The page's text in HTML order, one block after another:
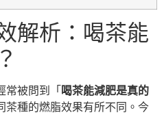
解析：喝茶能
常被問到「 喝茶能減肥是真的
茶種的燃脂效果有所不同。今